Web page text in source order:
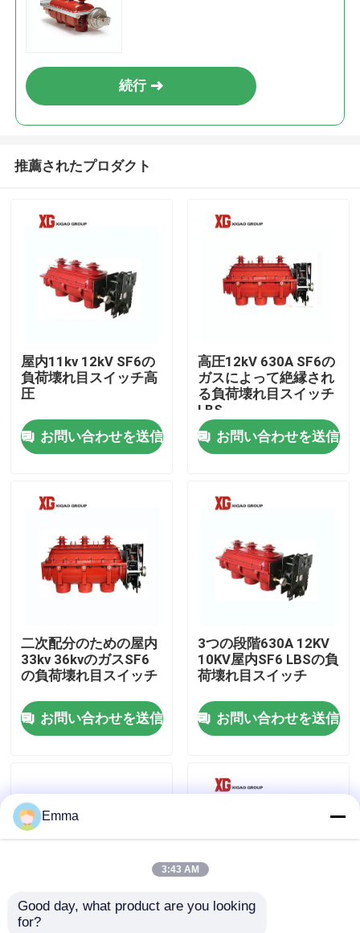
私達について
品質管理
私達に連絡しなさい
空力荷重の壊れ目スイッチ
SF6負荷壊れ目スイッチ
電力配分の開閉装置
続行
推薦されたプロダクト
屋内11kv 12kV SF6の
負荷壊れ目スイッチ高
圧
お問い合わせを送信
高圧12kV 630A SF6の
ガスによって絶縁され
る負荷壊れ目スイッチ
LBS
お問い合わせを送信
二次配分のための屋内
33kv 36kvのガスSF6
の負荷壊れ目スイッチ
お問い合わせを送信
3つの段階630A 12KV
10KV屋内SF6 LBSの負
荷壊れ目スイッチ
お問い合わせを送信
FLW34ポーランド人は
Emma
3:43 AM
Good day, what product are you looking
for?